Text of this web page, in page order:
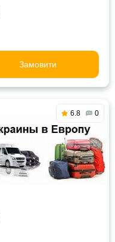
Замовити
6.8 0